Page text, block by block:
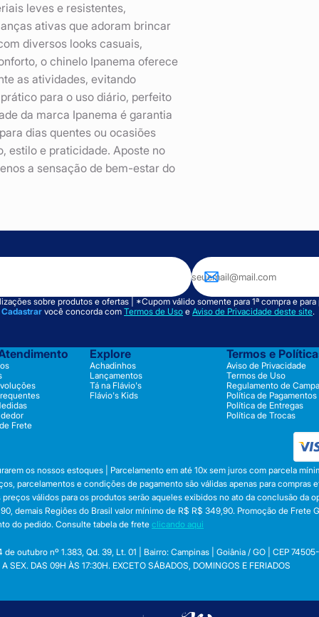
leves e resistentes,
ativas que adoram brincar
diversos looks casuais,
o chinelo Ipanema oferece
as atividades, evitando
para o uso diário, perfeito
da marca Ipanema é garantia
dias quentes ou ocasiões
estilo e praticidade. Aposte no
a sensação de bem-estar do
sobre produtos e ofertas | *Cupom válido somente para 1ª compra e
Cadastrar você concorda com Termos de Uso e Aviso de Privacidade deste site.
Frete
Explore
Achadinhos
Lançamentos
Tá na Flávio's
Flávio's Kids
Termos e
Aviso de Privacidade
Termos de Uso
Regulamento de
Política de Pagamentos
Política de Entregas
Política de Trocas
os nossos estoques | Parcelamento em até 10x sem juros com parcela
parcelamentos e condições de pagamento são válidas apenas para
válidos para os produtos serão aqueles exibidos no ato da conclusão da
demais Regiões do Brasil valor mínimo de R$ R$ 349,90. Promoção de Frete
do pedido. Consulte tabela de frete clicando aqui
outubro nº 1.383, Qd. 39, Lt. 01 | Bairro: Campinas | Goiânia / GO | CEP
DAS 09H ÀS 17:30H. EXCETO SÁBADOS, DOMINGOS E FERIADOS